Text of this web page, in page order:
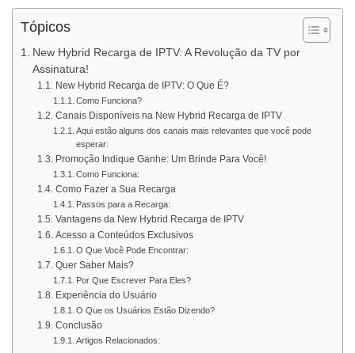
Tópicos
New Hybrid Recarga de IPTV: A Revolução da TV por
Assinatura!
New Hybrid Recarga de IPTV: O Que É?
Como Funciona?
Canais Disponíveis na New Hybrid Recarga de IPTV
Aqui estão alguns dos canais mais relevantes que você pode
esperar:
Promoção Indique Ganhe: Um Brinde Para Você!
Como Funciona:
Como Fazer a Sua Recarga
Passos para a Recarga:
Vantagens da New Hybrid Recarga de IPTV
Acesso a Conteúdos Exclusivos
O Que Você Pode Encontrar:
Quer Saber Mais?
Por Que Escrever Para Eles?
Experiência do Usuário
O Que os Usuários Estão Dizendo?
Conclusão
Artigos Relacionados: